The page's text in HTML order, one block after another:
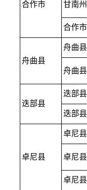
合作市 甘南
合作
舟曲县
舟曲
舟曲
迭部县
迭部
迭部
卓尼县
卓尼
卓尼
卓尼